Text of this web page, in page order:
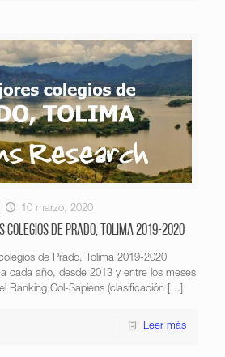
10 marzo, 2020
de Prado, Tolima 2019-2020
de Prado, Tolima 2019-2020
cada año, desde 2013 y entre los meses
Ranking Col-Sapiens (clasificación […]
Leer más